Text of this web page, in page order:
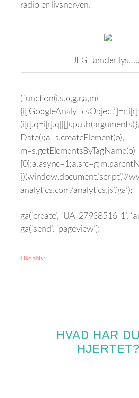
radio er livsnerven.
JEG tænder
(function(i,s,o,g,r,a,m)
Date();a=s.createElement(o),
m=s.getElementsByTagName(o)
})(window,document,’script’,’//
analytics.com/analytics.js’,’ga’);
ga(‘create’, ‘UA-27938516-1’,
ga(‘send’, ‘pageview’);
Like this:
HVAD HAR
HJERTET?